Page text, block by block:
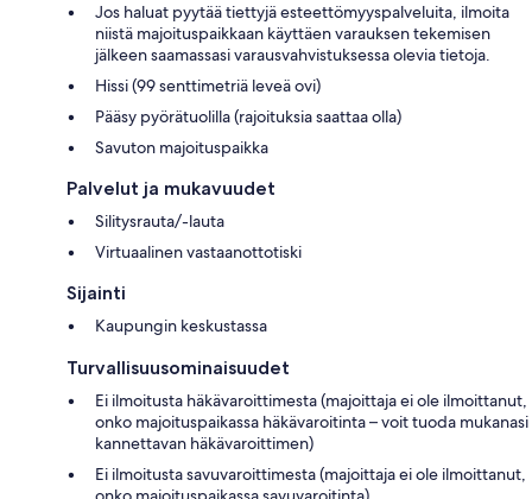
Jos haluat pyytää tiettyjä esteettömyyspalveluita, ilmoita
niistä majoituspaikkaan käyttäen varauksen tekemisen
jälkeen saamassasi varausvahvistuksessa olevia tietoja.
Hissi (99 senttimetriä leveä ovi)
Pääsy pyörätuolilla (rajoituksia saattaa olla)
Savuton majoituspaikka
Palvelut ja mukavuudet
Silitysrauta/-lauta
Virtuaalinen vastaanottotiski
Sijainti
Kaupungin keskustassa
Turvallisuusominaisuudet
Ei ilmoitusta häkävaroittimesta (majoittaja ei ole ilmoittanut,
onko majoituspaikassa häkävaroitinta – voit tuoda mukanasi
kannettavan häkävaroittimen)
Ei ilmoitusta savuvaroittimesta (majoittaja ei ole ilmoittanut,